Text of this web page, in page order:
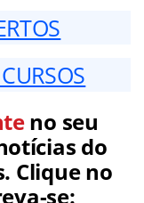
no seu
do
Clique no
se: